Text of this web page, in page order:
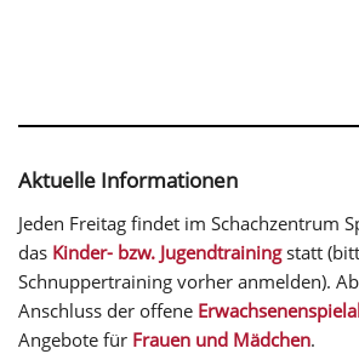
Aktuelle Informationen
Jeden Freitag findet im Schachzentrum
das Kinder- bzw. Jugendtrainingstatt
Schnuppertraining vorher anmelden).
Anschluss der offene
Angebote für Frauen und Mädchen.